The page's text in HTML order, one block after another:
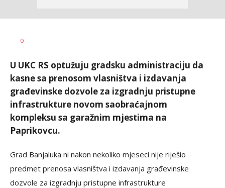
AUTOR
0
U UKC RS optužuju gradsku administraciju da
kasne sa prenosom vlasništva i izdavanja
građevinske dozvole za izgradnju pristupne
infrastrukture novom saobraćajnom
kompleksu sa garažnim mjestima na
Paprikovcu.
Grad Banjaluka ni nakon nekoliko mjeseci nije riješio
predmet prenosa vlasništva i izdavanja građevinske
dozvole za izgradnju pristupne infrastrukture